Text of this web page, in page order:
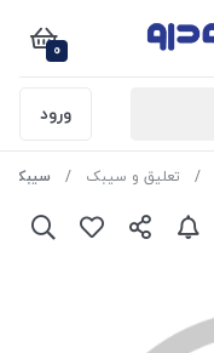
0
ورود
تعلیق و سیبک سیبک قرقری